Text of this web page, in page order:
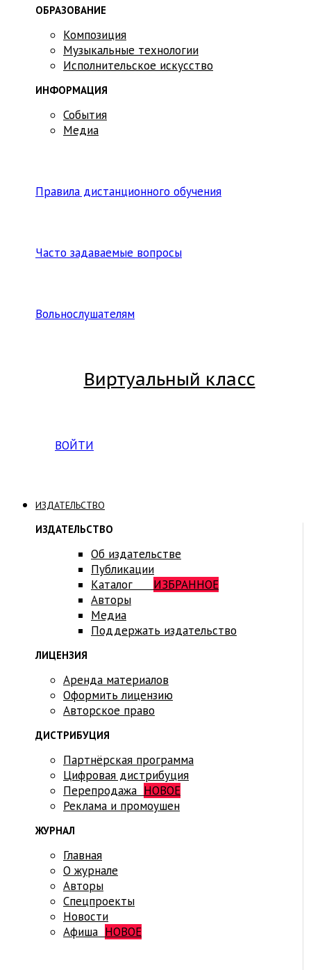
ОБРАЗОВАНИЕ
Композиция
Музыкальные технологии
Исполнительское искусство
ИНФОРМАЦИЯ
События
Медиа
Правила дистанционного обучения
Часто задаваемые вопросы
Вольнослушателям
Виртуальный класс
ВОЙТИ
ИЗДАТЕЛЬСТВО
ИЗДАТЕЛЬСТВО
Об издательстве
Публикации
Каталог ИЗБРАННОЕ
Авторы
Медиа
Поддержать издательство
ЛИЦЕНЗИЯ
Аренда материалов
Оформить лицензию
Авторское право
ДИСТРИБУЦИЯ
Партнёрская программа
Цифровая дистрибуция
Перепродажа НОВОЕ
Реклама и промоушен
ЖУРНАЛ
Главная
О журнале
Авторы
Спецпроекты
Новости
Афиша НОВОЕ